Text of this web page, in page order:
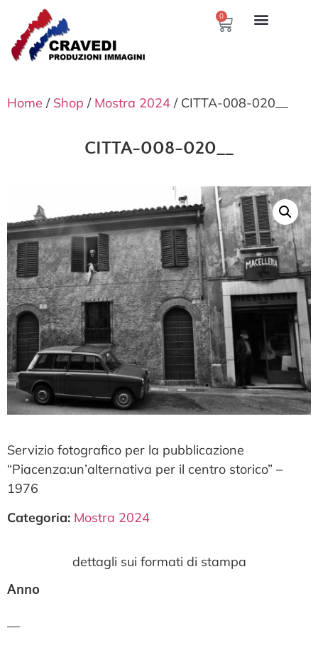
0
Home / Shop / Mostra 2024 / CITTA-008-020__
CITTA-008-020__
Servizio fotografico per la pubblicazione
“Piacenza:un’alternativa per il centro storico” –
1976
Categoria: Mostra 2024
dettagli sui formati di stampa
Anno
—